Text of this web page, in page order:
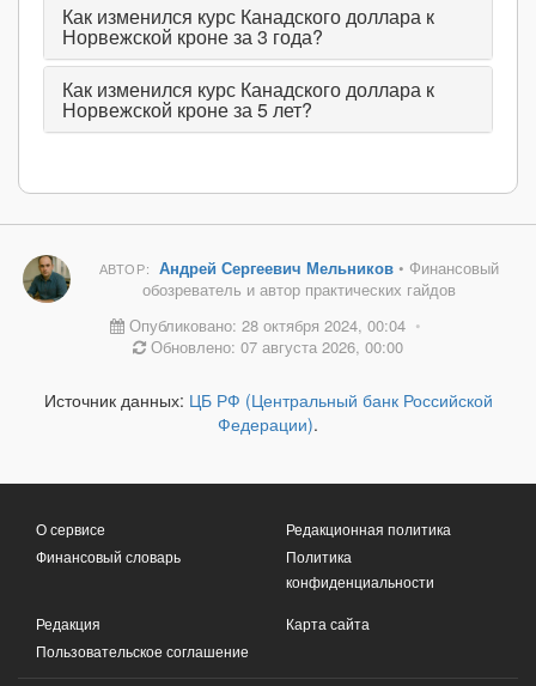
Как изменился курс Канадского доллара к
Норвежской кроне за 3 года?
Как изменился курс Канадского доллара к
Норвежской кроне за 5 лет?
АВТОР: Андрей Сергеевич Мельников• Финансовый
обозреватель и автор практических гайдов
Опубликовано: 28 октября 2024, 00:04 •
Обновлено: 07 августа 2026, 00:00
Источник данных: ЦБ РФ (Центральный банк Российской
Федерации).
О сервисе
Финансовый словарь
Редакционная политика
Политика
конфиденциальности
Редакция
Пользовательское соглашение
Карта сайта